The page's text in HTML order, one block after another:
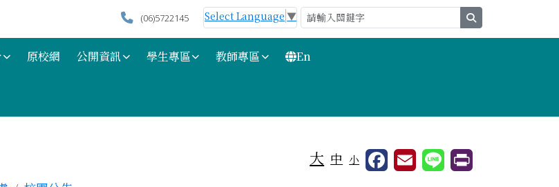
(06)5722145 Select Language ▼
原校網 公開資訊 學生專區 教師專區 En
大 中 小